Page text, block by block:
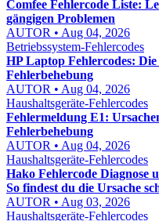
Comfee Fehlercode Liste:
gängigen Problemen
AUTOR • Aug 04, 2026
Betriebssystem-Fehlercodes
HP Laptop Fehlercodes:
Fehlerbehebung
AUTOR • Aug 04, 2026
Haushaltsgeräte-Fehlercodes
Fehlermeldung E1:
Fehlerbehebung
AUTOR • Aug 04, 2026
Haushaltsgeräte-Fehlercodes
Hako Fehlercode Diagnose
So findest du die Ursache
AUTOR • Aug 03, 2026
Haushaltsgeräte-Fehlercodes